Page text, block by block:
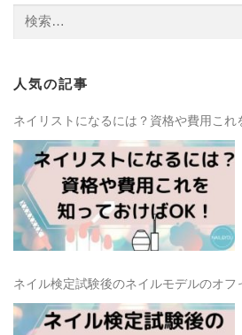
人気の記事
ネイリストになるには？資格や費用これ
ネイル検定試験後のネイルモデルのオフ